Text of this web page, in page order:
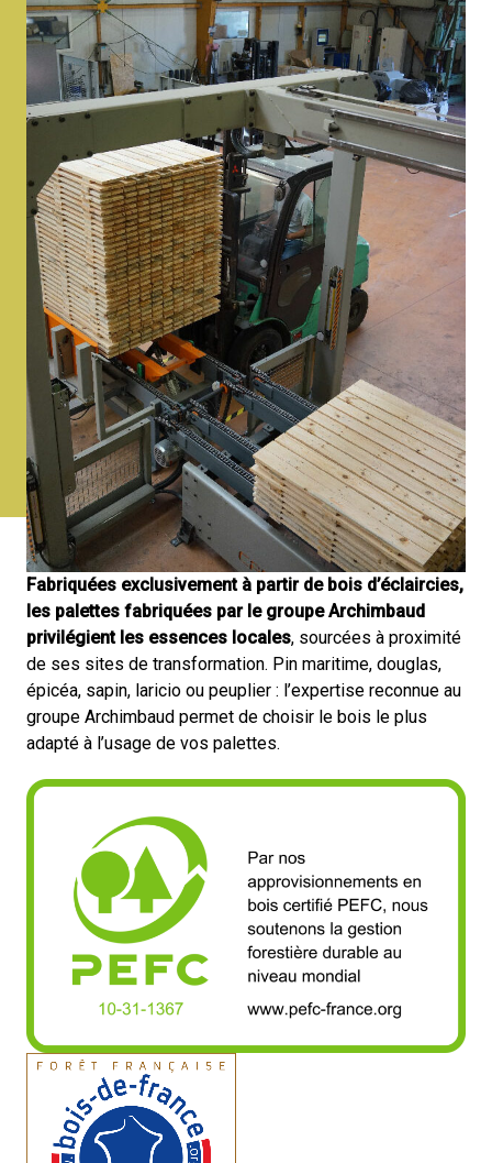
Fabriquées exclusivement à partir de bois d’éclaircies,
les palettes fabriquées par le groupe Archimbaud
privilégient les essences locales, sourcées à proximité
de ses sites de transformation. Pin maritime, douglas,
épicéa, sapin, laricio ou peuplier : l’expertise reconnue au
groupe Archimbaud permet de choisir le bois le plus
adapté à l’usage de vos palettes.